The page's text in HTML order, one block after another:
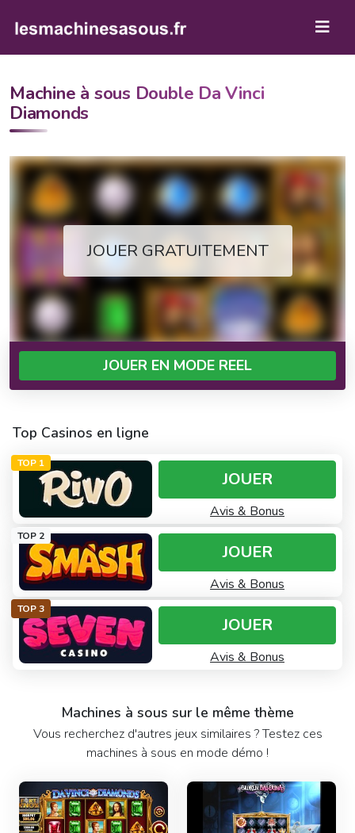
Machine à sous Double Da Vinci
Diamonds
JOUER GRATUITEMENT
JOUER EN MODE REEL
Top Casinos en ligne
TOP 1
JOUER
Avis & Bonus
TOP 2
JOUER
Avis & Bonus
TOP 3
JOUER
Avis & Bonus
Machines à sous sur le même thème
Vous recherchez d'autres jeux similaires ? Testez ces
machines à sous en mode démo !